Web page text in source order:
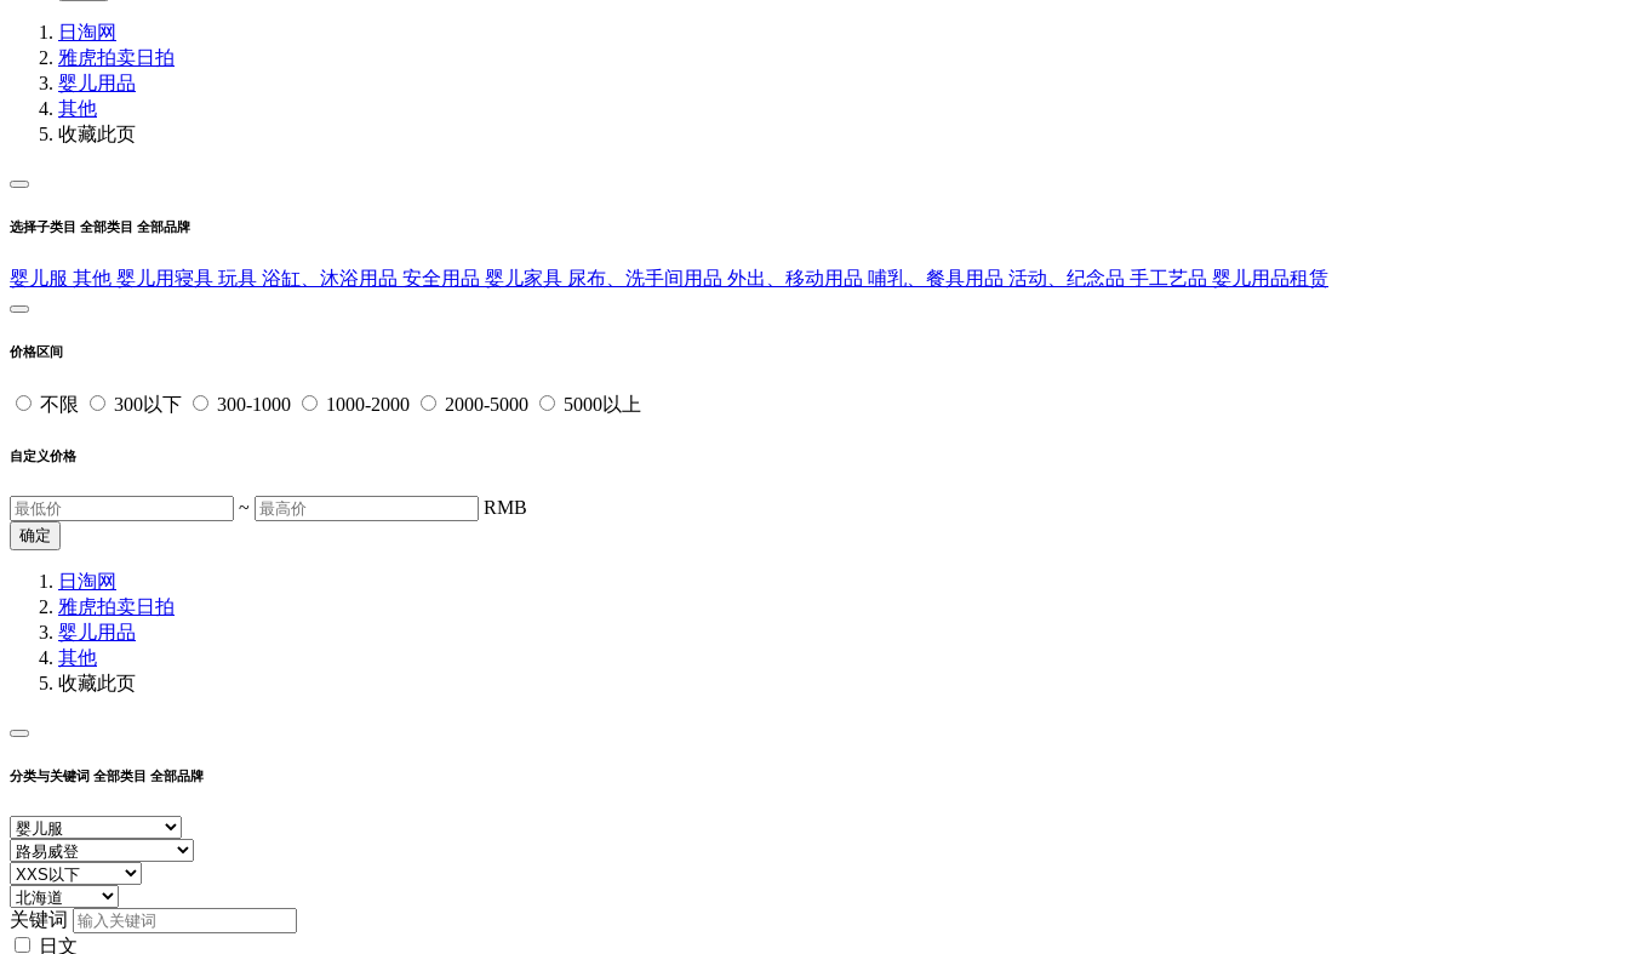
日淘网
雅虎拍卖日拍
婴儿用品
其他
收藏此页
选择子类目 全部类目 全部品牌
婴儿服 其他 婴儿用寝具 玩具 浴缸、沐浴用品 安全用品 婴儿家具 尿布、洗手间用品 外出、移动用品 哺乳、餐具用品 活动、纪念品 手工艺品 婴儿用品租赁
价格区间
不限 300以下 300-1000 1000-2000 2000-5000 5000以上
自定义价格
~ RMB
确定
日淘网
雅虎拍卖日拍
婴儿用品
其他
收藏此页
分类与关键词 全部类目 全部品牌
关键词
日文